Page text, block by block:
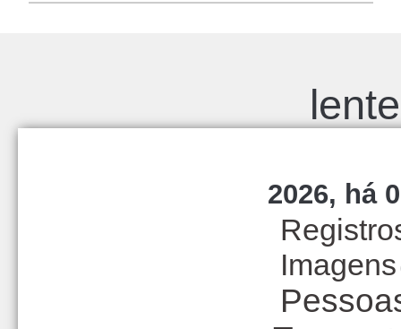
2026, há
Imagens